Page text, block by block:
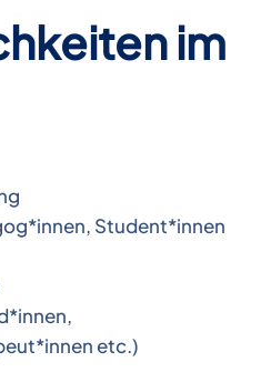
im
Student*innen
etc.)